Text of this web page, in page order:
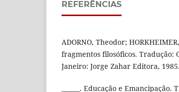
REFERÊNCIAS
ADORNO, Theodor;
fragmentos filosóficos. Tradução:
Janeiro: Jorge Zahar Editora, 1985.
______. Educação e